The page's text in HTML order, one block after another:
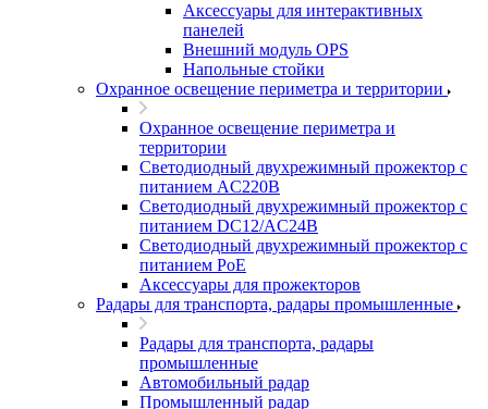
Аксессуары для интерактивных
панелей
Внешний модуль OPS
Напольные стойки
Охранное освещение периметра и территории
Охранное освещение периметра и
территории
Светодиодный двухрежимный прожектор с
питанием AC220В
Светодиодный двухрежимный прожектор с
питанием DC12/AC24В
Светодиодный двухрежимный прожектор с
питанием PoE
Аксессуары для прожекторов
Радары для транспорта, радары промышленные
Радары для транспорта, радары
промышленные
Автомобильный радар
Промышленный радар